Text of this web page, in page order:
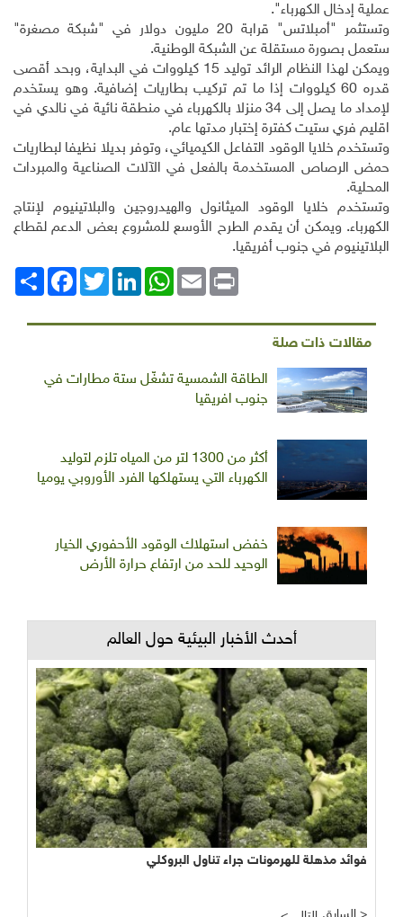
عملية إدخال الكهرباء".
وتستثمر "أمبلاتس" قرابة 20 مليون دولار في "شبكة مصغرة"
ستعمل بصورة مستقلة عن الشبكة الوطنية.
ويمكن لهذا النظام الرائد توليد 15 كيلووات في البداية، وبحد أقصى
قدره 60 كيلووات إذا ما تم تركيب بطاريات إضافية. وهو يستخدم
لإمداد ما يصل إلى 34 منزلا بالكهرباء في منطقة نائية في نالدي في
اقليم فري ستيت كفترة إختبار مدتها عام.
وتستخدم خلايا الوقود التفاعل الكيميائي، وتوفر بديلا نظيفا لبطاريات
حمض الرصاص المستخدمة بالفعل في الآلات الصناعية والمبردات
المحلية.
وتستخدم خلايا الوقود الميثانول والهيدروجين والبلاتينيوم لإنتاج
الكهرباء. ويمكن أن يقدم الطرح الأوسع للمشروع بعض الدعم لقطاع
البلاتينيوم في جنوب أفريقيا.
انشر
FacebookTwitterLinkedIn
WhatsAppEmail Print
مقالات ذات صلة
الطاقة الشمسية تشغّل ستة مطارات في
جنوب افريقيا
أكثر من 1300 لتر من المياه تلزم لتوليد
الكهرباء التي يستهلكها الفرد الأوروبي يوميا
خفض استهلاك الوقود الأحفوري الخيار
الوحيد للحد من ارتفاع حرارة الأرض
أحدث الأخبار البيئية حول العالم
فوائد مذهلة للهرمونات جراء تناول البروكلي